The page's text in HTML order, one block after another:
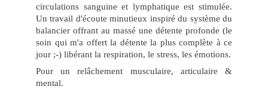
circulations sanguine et lymphatique est stimulée.
Un travail d'écoute minutieux inspiré du système du
balancier offrant au massé une détente profonde (le
soin qui m'a offert la détente la plus complète à ce
jour ;-) libérant la respiration, le stress, les émotions.
Pour un relâchement musculaire, articulaire &
mental.